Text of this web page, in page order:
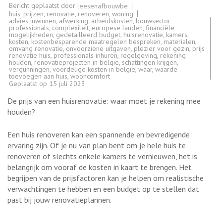
Bericht geplaatst door leesenafbouwbe
huis, prijzen, renovatie, renoveren, woning
advies inwinnen, afwerking, arbeidskosten, bouwsector
professionals, complexiteit, europese landen, financiële
mogelijkheden, gedetailleerd budget, huisrenovatie, kamers,
kosten,kostenbesparende maatregelen bespreken, materialen,
omvang renovatie, onvoorziene uitgaven, plezier voor gezin, prijs
renovatie huis, professionals inhuren, regelgeving, rekening
houden, renovatieprojecten in belgië, schattingen krijgen,
vergunningen, voordelige kosten in belgië, waar, waarde
toevoegen aan huis, wooncomfort
Geplaatst op 15 juli 2023
De prijs van een huisrenovatie: waar moet je rekening mee
houden?
Een huis renoveren kan een spannende en bevredigende
ervaring zijn. Of je nu van plan bent om je hele huis te
renoveren of slechts enkele kamers te vernieuwen, het is
belangrijk om vooraf de kosten in kaart te brengen. Het
begrijpen van de prijsfactoren kan je helpen om realistische
verwachtingen te hebben en een budget op te stellen dat
past bij jouw renovatieplannen.